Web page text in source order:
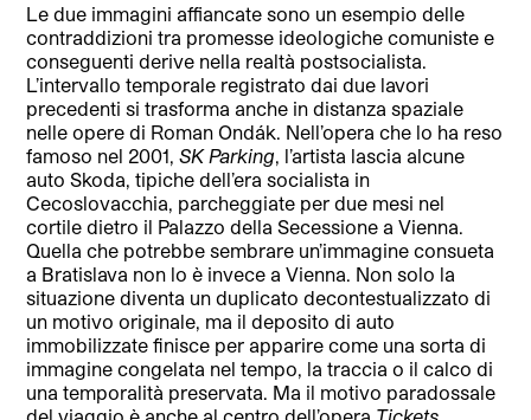
Le due immagini affiancate sono un esempio delle
contraddizioni tra promesse ideologiche comuniste e
conseguenti derive nella realtà postsocialista.
L’intervallo temporale registrato dai due lavori
precedenti si trasforma anche in distanza spaziale
nelle opere di Roman Ondák. Nell’opera che lo ha reso
famoso nel 2001,SK Parking , l’artista lascia alcune
auto Skoda, tipiche dell’era socialista in
Cecoslovacchia, parcheggiate per due mesi nel
cortile dietro il Palazzo della Secessione a Vienna.
Quella che potrebbe sembrare un’immagine consueta
a Bratislava non lo è invece a Vienna. Non solo la
situazione diventa un duplicato decontestualizzato di
un motivo originale, ma il deposito di auto
immobilizzate finisce per apparire come una sorta di
immagine congelata nel tempo, la traccia o il calco di
una temporalità preservata. Ma il motivo paradossale
del viaggio è anche al centro dell’opera Tickets,